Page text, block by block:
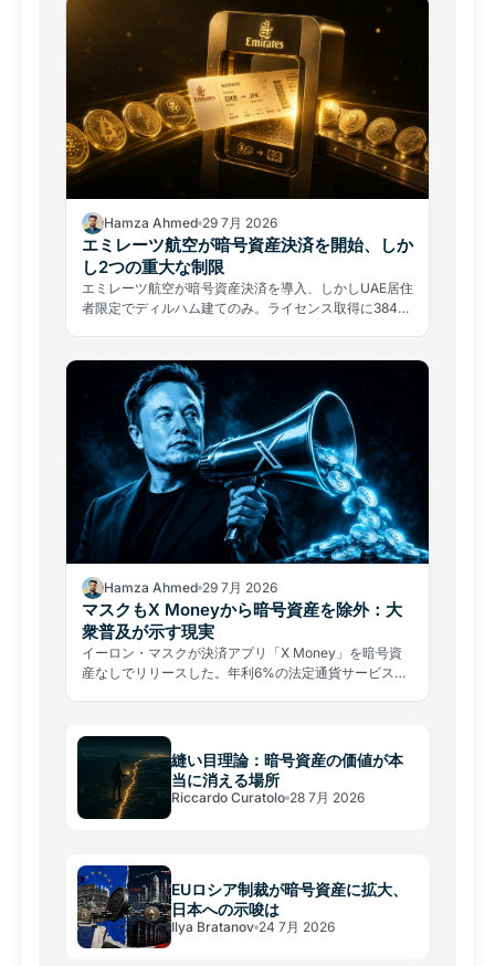
Hamza Ahmed 29 7月 2026
エミレーツ航空が暗号資産決済を開始、しか
し2つの重大な制限
エミレーツ航空が暗号資産決済を導入、しかしUAE居住
者限定でディルハム建てのみ。ライセンス取得に384日
Hamza Ahmed 29 7月 2026
マスクもX Moneyから暗号資産を除外：大
衆普及が示す現実
イーロン・マスクが決済アプリ「X Money」を暗号資
産なしでリリースした。年利6%の法定通貨サービスが
縫い目理論：暗号資産の価値が本
当に消える場所
Riccardo Curatolo 28 7月 2026
EUロシア制裁が暗号資産に拡大、
日本への示唆は
Ilya Bratanov 24 7月 2026